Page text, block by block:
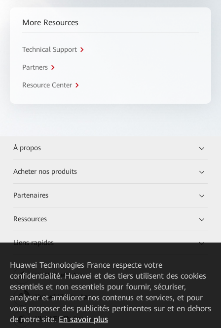
More Resources
Technical Support
Partners
Resource Center
À propos
Acheter nos produits
Partenaires
Ressources
Liens rapides
HUAWEI eKit App
Huawei HiKnow App
HUAWEI eFly App
Huawei Technologies France respecte votre
confidentialité. Huawei et des tiers utilisent des cookies
essentiels et non essentiels pour fournir, sécuriser,
analyser et améliorer nos contenus et services, et pour
vous proposer des publicités pertinentes sur et en dehors
de notre site. En savoir plus